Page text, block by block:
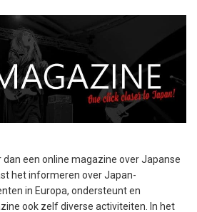
dan een online magazine over Japanse
het informeren over Japan-
in Europa, ondersteunt en
ook zelf diverse activiteiten. In het